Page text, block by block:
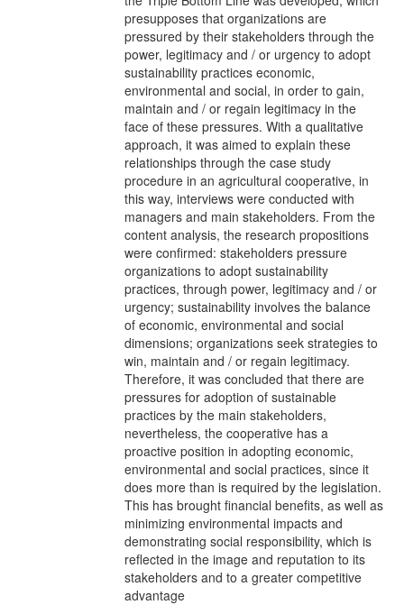
presupposes that organizations are
pressured by their stakeholders through the
power, legitimacy and / or urgency to adopt
sustainability practices economic,
environmental and social, in order to gain,
maintain and / or regain legitimacy in the
face of these pressures. With a qualitative
approach, it was aimed to explain these
relationships through the case study
procedure in an agricultural cooperative, in
this way, interviews were conducted with
managers and main stakeholders. From the
content analysis, the research propositions
were confirmed: stakeholders pressure
organizations to adopt sustainability
practices, through power, legitimacy and / or
urgency; sustainability involves the balance
of economic, environmental and social
dimensions; organizations seek strategies to
win, maintain and / or regain legitimacy.
Therefore, it was concluded that there are
pressures for adoption of sustainable
practices by the main stakeholders,
nevertheless, the cooperative has a
proactive position in adopting economic,
environmental and social practices, since it
does more than is required by the legislation.
This has brought financial benefits, as well as
minimizing environmental impacts and
demonstrating social responsibility, which is
reflected in the image and reputation to its
stakeholders and to a greater competitive
advantage